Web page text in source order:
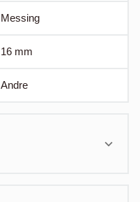
Messing
16 mm
Andre